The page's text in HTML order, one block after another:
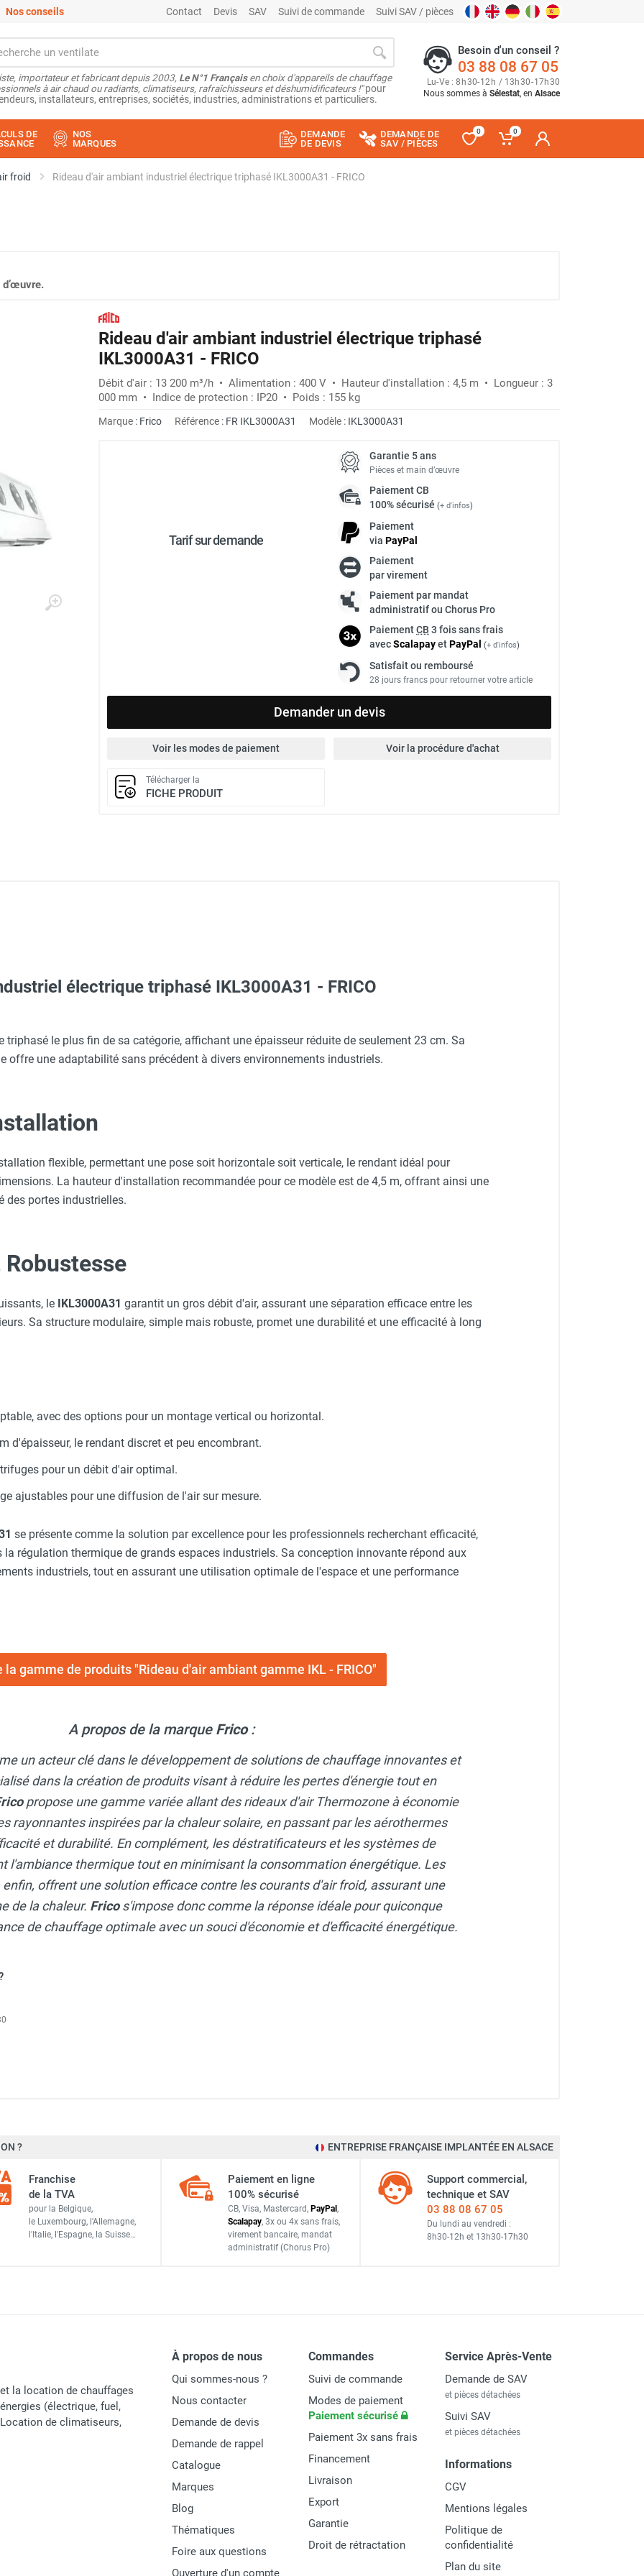
Nos conseils Contact Devis SAV Suivi de commande Suivi SAV / pièces
importateur et fabricant depuis 2003, Le N°1 Françaisen choix d'appareils de chauffage
à air chaud ou radiants, climatiseurs, rafraîchisseurs et déshumidificateurs !"pour
installateurs, entreprises, sociétés, industries, administrations et particuliers.
Besoin d'un conseil ?
03 88 08 67 05
Lu-Ve : 8h30-12h / 13h30-17h30
Nous sommes à Sélestat, en Alsace
DE
NOS
MARQUES
DEMANDE
DE DEVIS
DEMANDE DE
SAV / PIÈCES
0 0
froid Rideau d'air ambiant industriel électrique triphasé IKL3000A31 - FRICO
Rideau d'air ambiant industriel électrique triphasé
IKL3000A31 - FRICO
Débit d'air : 13 200 m³/h • Alimentation : 400 V • Hauteur d'installation : 4,5 m • Longueur : 3
000 mm • Indice de protection : IP20 • Poids : 155 kg
Marque : Frico Référence : FR IKL3000A31 Modèle : IKL3000A31
Tarif sur demande
Garantie 5 ans
Pièces et main d’œuvre
PaiementCB
100% sécurisé (+ d'infos)
Paiement
via PayPal
Paiement
par virement
Paiement par mandat
administratif ou Chorus Pro
PaiementCB 3 fois sans frais
avecScalapayetPayPal (+ d'infos)
Satisfait ou remboursé
28 jours francs pour retourner votre article
Demander un devis
Voir les modes de paiement Voir la procédure d'achat
Télécharger la
FICHE PRODUIT
M - HUSQVARNA
L - HUSQVARNA
protège-menton Smartguard PE 10H - HUSQVARNA
S - HUSQVARNA
électrique triphasé IKL3000A31 - FRICO
triphasé le plus fin de sa catégorie, affichant une épaisseur réduite de seulement 23 cm. Sa
offre une adaptabilité sans précédent à divers environnements industriels.
flexible, permettant une pose soit horizontale soit verticale, le rendant idéal pour
La hauteur d'installation recommandée pour ce modèle est de 4,5 m, offrant ainsi une
des portes industrielles.
le IKL3000A31 garantit un gros débit d'air, assurant une séparation efficace entre les
Sa structure modulaire, simple mais robuste, promet une durabilité et une efficacité à long
avec des options pour un montage vertical ou horizontal.
d'épaisseur, le rendant discret et peu encombrant.
pour un débit d'air optimal.
ajustables pour une diffusion de l'air sur mesure.
se présente comme la solution par excellence pour les professionnels recherchant efficacité,
régulation thermique de grands espaces industriels. Sa conception innovante répond aux
industriels, tout en assurant une utilisation optimale de l'espace et une performance
la gamme de produits "Rideau d'air ambiant gamme IKL - FRICO"
A propos de la marque Frico:
un acteur clé dans le développement de solutions de chauffage innovantes et
dans la création de produits visant à réduire les pertes d'énergie tout en
propose une gamme variée allant des rideaux d'air Thermozone à économie
rayonnantes inspirées par la chaleur solaire, en passant par les aérothermes
et durabilité. En complément, les déstratificateurs et les systèmes de
l'ambiance thermique tout en minimisant la consommation énergétique. Les
enfin, offrent une solution efficace contre les courants d'air froid, assurant une
de la chaleur. Fricos'impose donc comme la réponse idéale pour quiconque
de chauffage optimale avec un souci d'économie et d'efficacité énergétique.
4,5 mètres
13 200 m³/h
63 dB(A)
électrique monophasé IKL1500A21 - FRICO
électrique monophasé IKL1000A21 - FRICO
électrique monophasé IKL3000A21 - FRICO
? ENTREPRISE FRANÇAISE IMPLANTÉE EN ALSACE
Franchise
de la TVA
pour la Belgique,
le Luxembourg, l'Allemagne,
l'Italie, l'Espagne, la Suisse…
Paiement en ligne
100% sécurisé
CB, Visa, Mastercard, PayPal ,
Scalapay, 3x ou 4x sans frais,
virement bancaire, mandat
administratif (Chorus Pro)
Support commercial,
technique et SAV
03 88 08 67 05
Du lundi au vendredi :
8h30-12h et 13h30-17h30
la location de chauffages
(électrique, fuel,
de climatiseurs,
À propos de nous
Qui sommes-nous ?
Nous contacter
Demande de devis
Demande de rappel
Catalogue
Marques
Blog
Thématiques
Foire aux questions
Commandes
Suivi de commande
Modes de paiement
Paiement sécurisé
Paiement 3x sans frais
Financement
Livraison
Export
Garantie
Droit de rétractation
Service Après-Vente
Demande de SAV
et pièces détachées
Suivi SAV
et pièces détachées
Informations
CGV
Mentions légales
Politique de
confidentialité
Plan du site